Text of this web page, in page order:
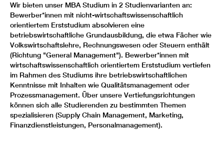
Wir bieten unser MBA Studium in 2 Studienvarianten an:
Bewerber*innen mit nicht-wirtschaftswissenschaftlich
orientiertem Erststudium absolvieren eine
betriebswirtschaftliche Grundausbildung, die etwa Fächer wie
Volkswirtschaftslehre, Rechnungswesen oder Steuern enthält
(Richtung "General Management"). Bewerber*innen mit
wirtschaftswissenschaftlich orientiertem Erststudium vertiefen
im Rahmen des Studiums ihre betriebswirtschaftlichen
Kenntnisse mit Inhalten wie Qualitätsmanagement oder
Prozessmanagement. Über unsere Vertiefungsrichtungen
können sich alle Studierenden zu bestimmten Themen
spezialisieren (Supply Chain Management, Marketing,
Finanzdienstleistungen, Personalmanagement).